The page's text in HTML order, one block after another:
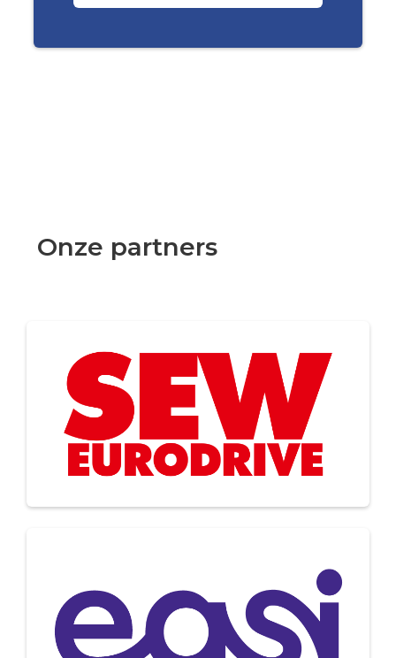
Onze partners